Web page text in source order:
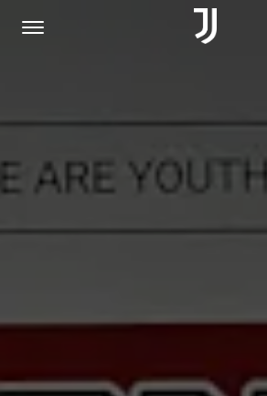
BIGLIETTI
SHOP
VIDEO
ALTRO